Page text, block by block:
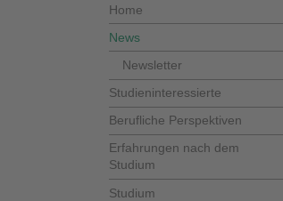
Home
News
Newsletter
Studieninteressierte
Berufliche Perspektiven
Erfahrungen nach dem
Studium
Studium